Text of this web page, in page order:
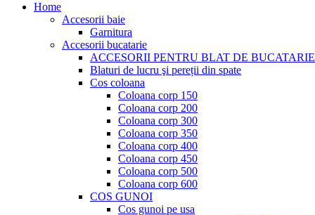
Home
Accesorii baie
Garnitura
Accesorii bucatarie
ACCESORII PENTRU BLAT DE BUCATARIE
Blaturi de lucru şi pereții din spate
Cos coloana
Coloana corp 150
Coloana corp 200
Coloana corp 300
Coloana corp 350
Coloana corp 400
Coloana corp 450
Coloana corp 500
Coloana corp 600
COS GUNOI
Cos gunoi pe usa